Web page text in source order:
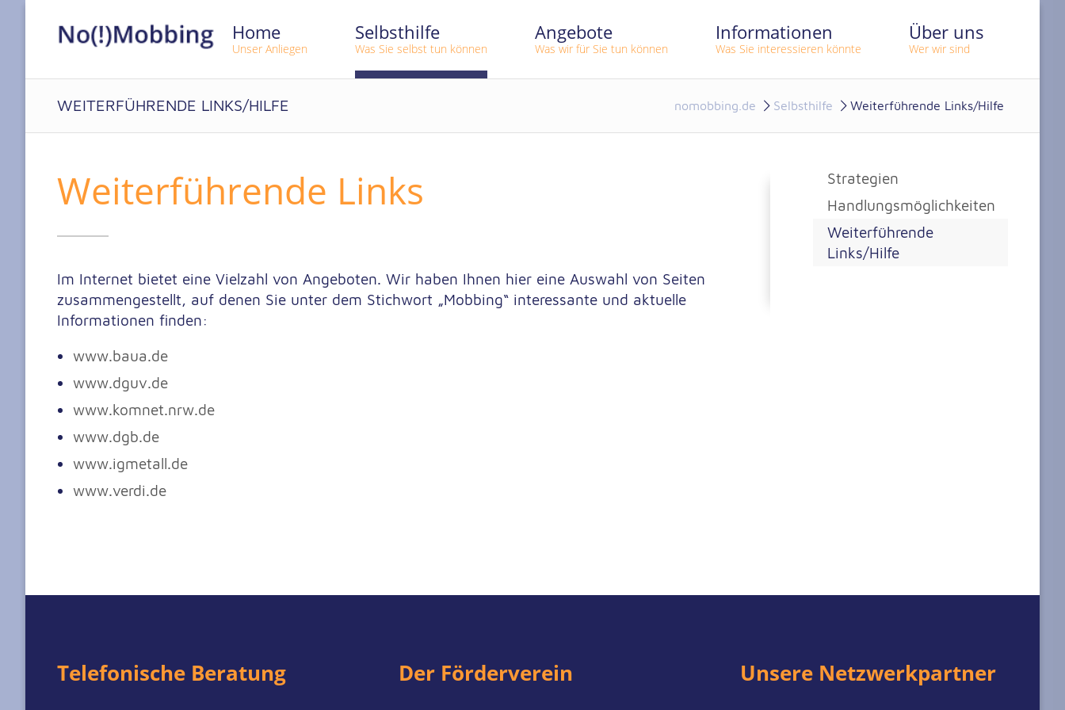
Home
Unser Anliegen
Selbsthilfe
Was Sie selbst tun können
Angebote
Was wir für Sie tun können
Informationen
Was Sie interessieren könnte
Über uns
Wer wir sind
nomobbing.de Selbsthilfe Weiterführende Links/Hilfe
WEITERFÜHRENDE LINKS/HILFE
Weiter­führende Links
Im Internet bietet eine Vielzahl von Angeboten. Wir haben Ihnen hier eine Auswahl von Seiten
zusammengestellt, auf denen Sie unter dem Stichwort „Mobbing“ interessante und aktuelle
Informationen finden:
www.baua.de
www.dguv.de
www.komnet.nrw.de
www.dgb.de
www.igmetall.de
www.verdi.de
Strategien
Handlungsmöglichkeiten
Weiterführende
Links/Hilfe
Telefonische Beratung Der Förderverein Unsere Netzwerkpartner